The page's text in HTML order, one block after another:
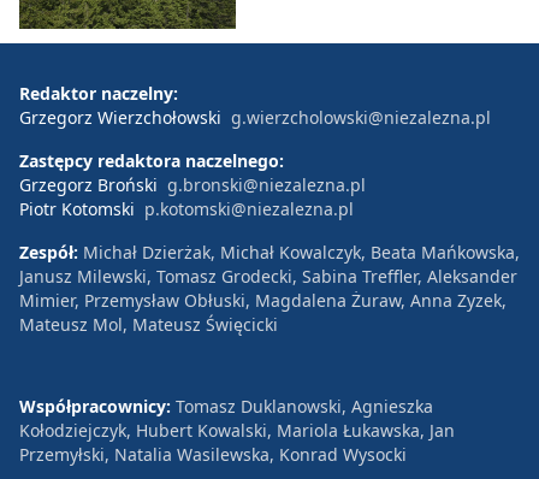
Redaktor naczelny:
Grzegorz Wierzchołowski g.wierzcholowski@niezalezna.pl
Zastępcy redaktora naczelnego:
Grzegorz Broński g.bronski@niezalezna.pl
Piotr Kotomski p.kotomski@niezalezna.pl
Zespół: Michał Dzierżak, Michał Kowalczyk, Beata Mańkowska,
Janusz Milewski, Tomasz Grodecki, Sabina Treffler, Aleksander
Mimier, Przemysław Obłuski, Magdalena Żuraw, Anna Zyzek,
Mateusz Mol, Mateusz Święcicki
Współpracownicy: Tomasz Duklanowski, Agnieszka
Kołodziejczyk, Hubert Kowalski, Mariola Łukawska, Jan
Przemyłski, Natalia Wasilewska, Konrad Wysocki